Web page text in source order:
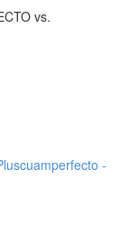
vs.
-